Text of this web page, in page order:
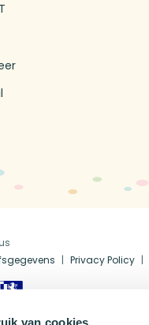
van cookies
Privacy Policy